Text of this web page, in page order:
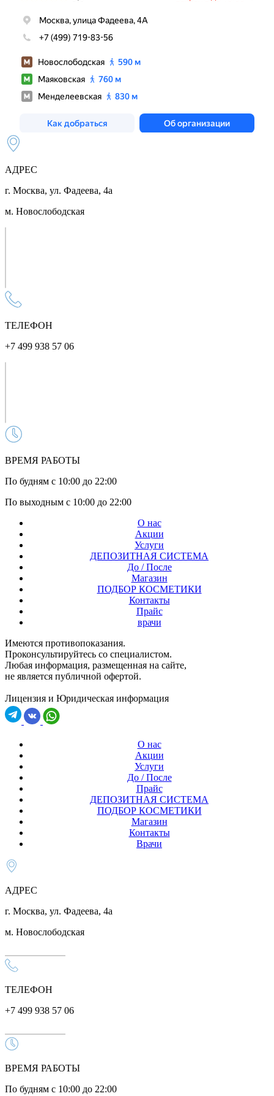
АДРЕС
г. Москва, ул. Фадеева, 4а
м. Новослободская
ТЕЛЕФОН
+7 499 938 57 06
ВРЕМЯ РАБОТЫ
По будням с 10:00 до 22:00
По выходным с 10:00 до 22:00
О нас
Акции
Услуги
ДЕПОЗИТНАЯ СИСТЕМА
До / После
Магазин
ПОДБОР КОСМЕТИКИ
Контакты
Прайс
врачи
Имеются противопоказания.
Проконсультируйтесь со специалистом.
Любая информация, размещенная на сайте,
не является публичной офертой.
Лицензия и Юридическая информация
О нас
Акции
Услуги
До / После
Прайс
ДЕПОЗИТНАЯ СИСТЕМА
ПОДБОР КОСМЕТИКИ
Магазин
Контакты
Врачи
АДРЕС
г. Москва, ул. Фадеева, 4а
м. Новослободская
ТЕЛЕФОН
+7 499 938 57 06
ВРЕМЯ РАБОТЫ
По будням с 10:00 до 22:00